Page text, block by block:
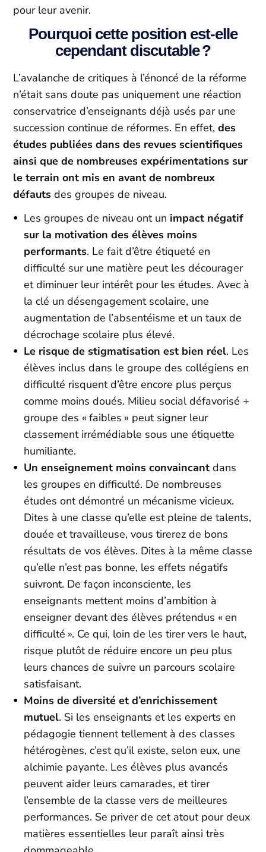
pour leur avenir.
Pourquoi cette position est-elle
cependant discutable ?
L’avalanche de critiques à l’énoncé de la réforme
n’était sans doute pas uniquement une réaction
conservatrice d’enseignants déjà usés par une
succession continue de réformes. En effet,des
études publiées dans des revues scientifiques
ainsi que de nombreuses expérimentations sur
le terrain ont mis en avant de nombreux
défauts des groupes de niveau.
Les groupes de niveau ont un impact négatif
sur la motivation des élèves moins
performants. Le fait d’être étiqueté en
difficulté sur une matière peut les décourager
et diminuer leur intérêt pour les études. Avec à
la clé un désengagement scolaire, une
augmentation de l’absentéisme et un taux de
décrochage scolaire plus élevé.
Le risque de stigmatisation est bien réel. Les
élèves inclus dans le groupe des collégiens en
difficulté risquent d’être encore plus perçus
comme moins doués. Milieu social défavorisé +
groupe des « faibles » peut signer leur
classement irrémédiable sous une étiquette
humiliante.
Un enseignement moins convaincant dans
les groupes en difficulté. De nombreuses
études ont démontré un mécanisme vicieux.
Dites à une classe qu’elle est pleine de talents,
douée et travailleuse, vous tirerez de bons
résultats de vos élèves. Dites à la même classe
qu’elle n’est pas bonne, les effets négatifs
suivront. De façon inconsciente, les
enseignants mettent moins d’ambition à
enseigner devant des élèves prétendus « en
difficulté ». Ce qui, loin de les tirer vers le haut,
risque plutôt de réduire encore un peu plus
leurs chances de suivre un parcours scolaire
satisfaisant.
Moins de diversité et d’enrichissement
mutuel. Si les enseignants et les experts en
pédagogie tiennent tellement à des classes
hétérogènes, c’est qu’il existe, selon eux, une
alchimie payante. Les élèves plus avancés
peuvent aider leurs camarades, et tirer
l’ensemble de la classe vers de meilleures
performances. Se priver de cet atout pour deux
matières essentielles leur paraît ainsi très